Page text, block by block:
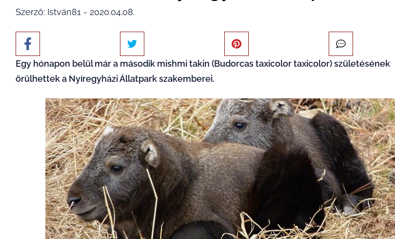
Szerző: István81 - 2020.04.08.
Egy hónapon belül már a második mishmi takin (Budorcas taxicolor taxicolor) születésének
örülhettek a Nyíregyházi Állatpark szakemberei.